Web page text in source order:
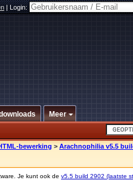
|Login:
Meer
bewerking > Arachnophilia v5.5
Je kunt ook de v5.5 build 2902 (laatste